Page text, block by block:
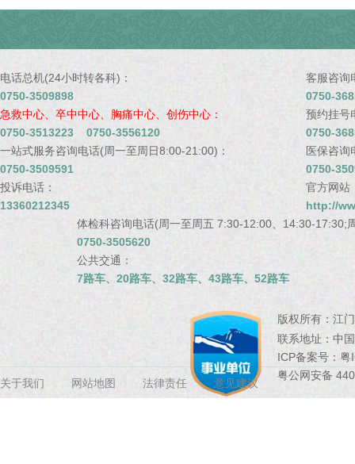
电话总机(24小时转各科)：
0750-3509898
急救中心、卒中中心、胸痛中心、创伤中心：
0750-3513223 0750-3556120
一站式服务咨询电话(周一至周日8:00-21:00)：
0750-3509591
投诉电话：
13360212345
客服咨询
0750-
预约挂号
0750-
医保咨
0750-
官方网站
http://
体检科咨询电话(周一至周五 7:30-12:00、14:30-17:30;
0750-3505620
公共交通：
7路车、20路车、32路车、43路车、52路车
版权所有： 江
联系地址： 中
ICP备案号： 粤
粤公网安备
关于我们 网站地图 法律责任 意见建议